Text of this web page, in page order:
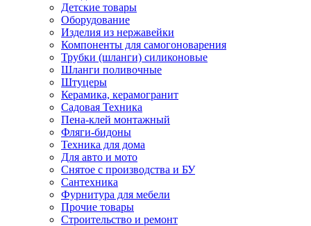
Детские товары
Оборудование
Изделия из нержавейки
Компоненты для самогоноварения
Трубки (шланги) силиконовые
Шланги поливочные
Штуцеры
Керамика, керамогранит
Садовая Техника
Пена-клей монтажный
Фляги-бидоны
Техника для дома
Для авто и мото
Снятое с производства и БУ
Сантехника
Фурнитура для мебели
Прочие товары
Строительство и ремонт